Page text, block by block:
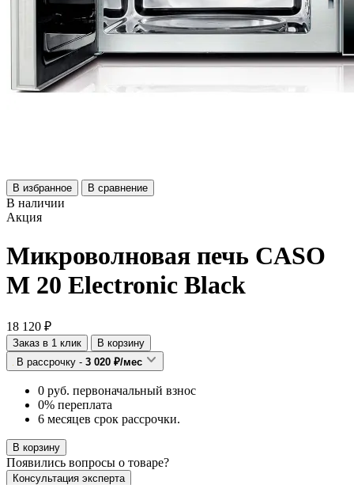
В избранное В сравнение
В наличии
Акция
Микроволновая печь CASO
M 20 Electronic Black
18 120 ₽
Заказ в 1 клик
В корзину
В рассрочку - 3 020 ₽/мес
0 руб. первоначальный взнос
0% переплата
6 месяцев срок рассрочки.
В корзину
Появились вопросы о товаре?
Консультация эксперта